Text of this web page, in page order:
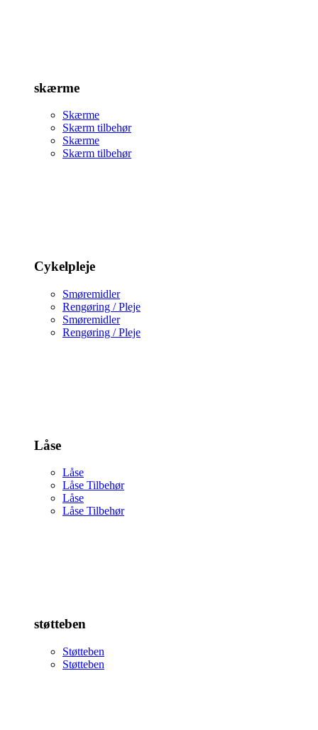
skærme
Skærme
Skærm tilbehør
Skærme
Skærm tilbehør
Cykelpleje
Smøremidler
Rengøring / Pleje
Smøremidler
Rengøring / Pleje
Låse
Låse
Låse Tilbehør
Låse
Låse Tilbehør
støtteben
Støtteben
Støtteben